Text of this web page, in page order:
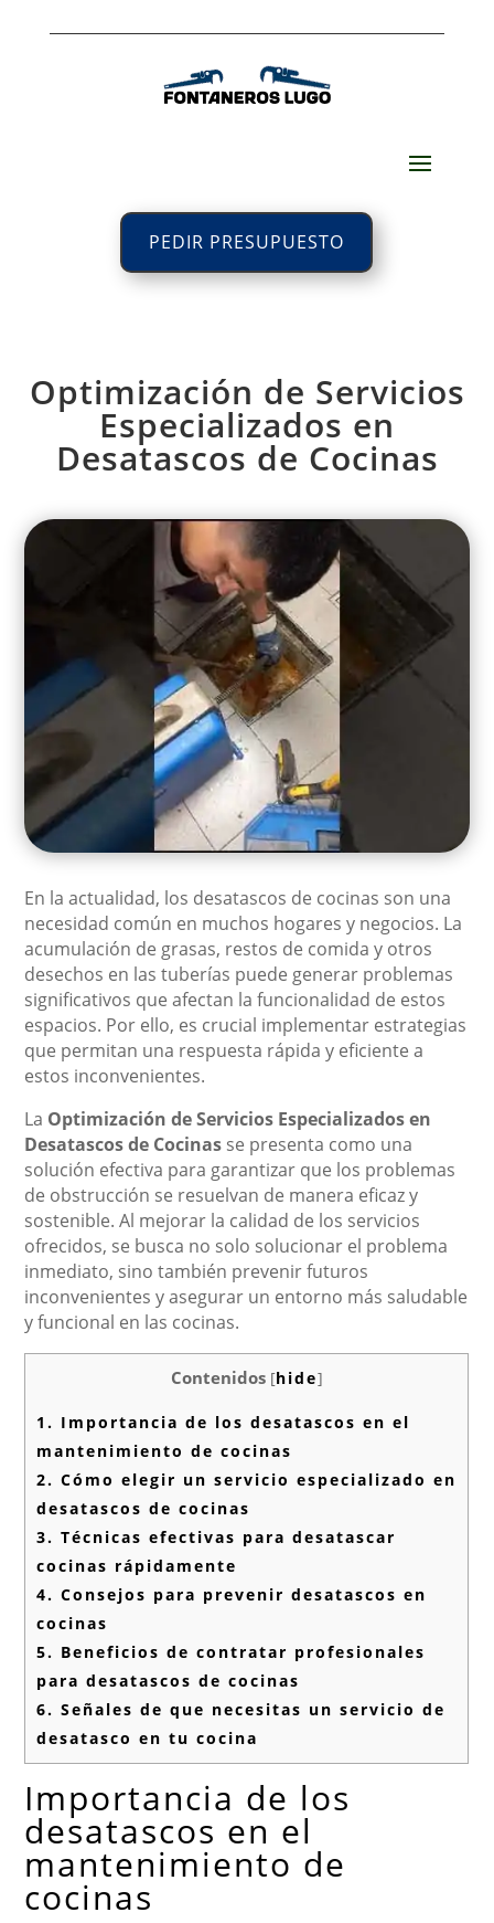
PEDIR PRESUPUESTO
Optimización de Servicios
Especializados en
Desatascos de Cocinas
En la actualidad, los desatascos de cocinas son una
necesidad común en muchos hogares y negocios. La
acumulación de grasas, restos de comida y otros
desechos en las tuberías puede generar problemas
significativos que afectan la funcionalidad de estos
espacios. Por ello, es crucial implementar estrategias
que permitan una respuesta rápida y eficiente a
estos inconvenientes.
La Optimización de Servicios Especializados en
Desatascos de Cocinas se presenta como una
solución efectiva para garantizar que los problemas
de obstrucción se resuelvan de manera eficaz y
sostenible. Al mejorar la calidad de los servicios
ofrecidos, se busca no solo solucionar el problema
inmediato, sino también prevenir futuros
inconvenientes y asegurar un entorno más saludable
y funcional en las cocinas.
Contenidos [hide]
1. Importancia de los desatascos en el
mantenimiento de cocinas
2. Cómo elegir un servicio especializado en
desatascos de cocinas
3. Técnicas efectivas para desatascar
cocinas rápidamente
4. Consejos para prevenir desatascos en
cocinas
5. Beneficios de contratar profesionales
para desatascos de cocinas
6. Señales de que necesitas un servicio de
desatasco en tu cocina
Importancia de los
desatascos en el
mantenimiento de
cocinas